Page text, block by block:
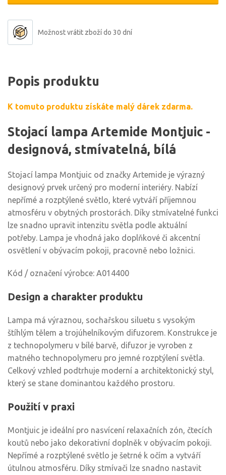
Možnost vrátit zboží do 30 dní
Popis produktu
K tomuto produktu získáte malý dárek zdarma.
Stojací lampa Artemide Montjuic -
designová, stmívatelná, bílá
Stojací lampa Montjuic od značky Artemide je výrazný
designový prvek určený pro moderní interiéry. Nabízí
nepřímé a rozptýlené světlo, které vytváří příjemnou
atmosféru v obytných prostorách. Díky stmívatelné funkci
lze snadno upravit intenzitu světla podle aktuální
potřeby. Lampa je vhodná jako doplňkové či akcentní
osvětlení v obývacím pokoji, pracovně nebo ložnici.
Kód / označení výrobce: A014400
Design a charakter produktu
Lampa má výraznou, sochařskou siluetu s vysokým
štíhlým tělem a trojúhelníkovým difuzorem. Konstrukce je
z technopolymeru v bílé barvě, difuzor je vyroben z
matného technopolymeru pro jemné rozptýlení světla.
Celkový vzhled podtrhuje moderní a architektonický styl,
který se stane dominantou každého prostoru.
Použití v praxi
Montjuic je ideální pro nasvícení relaxačních zón, čtecích
koutů nebo jako dekorativní doplněk v obývacím pokoji.
Nepřímé a rozptýlené světlo je šetrné k očím a vytváří
útulnou atmosféru. Díky stmívači lze snadno nastavit